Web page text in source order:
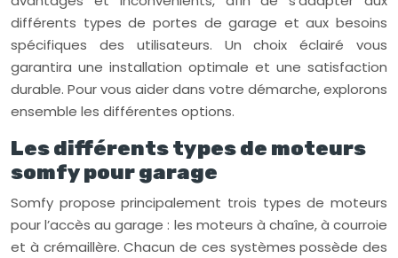
différents types de portes de garage et aux besoins
spécifiques des utilisateurs. Un choix éclairé vous
garantira une installation optimale et une satisfaction
durable. Pour vous aider dans votre démarche, explorons
ensemble les différentes options.
Les différents types de moteurs
somfy pour garage
Somfy propose principalement trois types de moteurs
pour l’accès au garage : les moteurs à chaîne, à courroie
et à crémaillère. Chacun de ces systèmes possède des